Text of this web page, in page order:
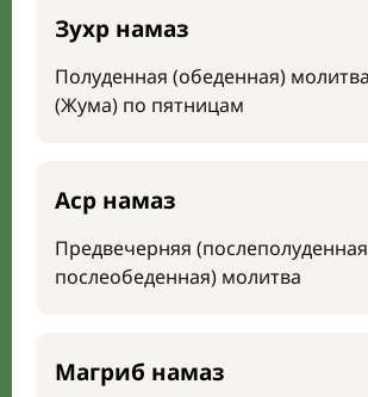
Зухр намаз
Полуденная (обеденная)
(Жума) по пятницам
Аср намаз
Предвечерняя
послеобеденная) молитва
Магриб намаз